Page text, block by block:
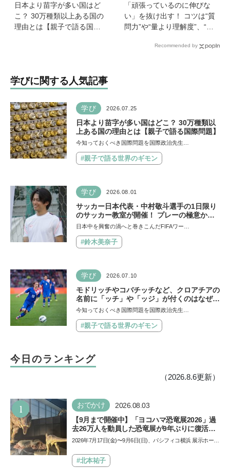
日本より苗字が多い国はど
こ？ 30万種類以上ある国の
理由とは【親子で語る国際
「頑張っているのに伸びな
い」を抜け出す！ コツは“質
問力”や“量より理解度”、“面
験の専門家に聞く、伸びる
Recommended by
学びに関する人気記事
学び 2026.07.25
日本より苗字が多い国はどこ？ 30万種類以
上ある国の理由とは【親子で語る国際問題】
今知っておくべき国際問題を国際政治先生…
#親子で語る世界のギモン
学び 2026.08.01
サッカー日本代表・中村敬斗選手の1日限り
のサッカー教室が開催！ プレーの極意から
子ども時代の話まで…学びと笑顔あふれる大
日本中を興奮の渦へと巻きこんだFIFAワー…
#鈴木美奈子
学び 2026.07.10
モドリッチやコバチッチなど、クロアチアの
名前に「ッチ」や「ッジ」が付くのはなぜ？
【親子で語る国際問題】
今知っておくべき国際問題を国際政治先生…
#親子で語る世界のギモン
今日のランキング
（2026.8.6更新）
1 おでかけ 2026.08.03
【9月まで開催中】「ヨコハマ恐竜展2026」過
去26万人を動員した恐竜展が9年ぶりに復活！
夏休みのおでかけで楽しむポイントを完全ガイ
2026年7月17日(金)〜9月6日(日)、パシフィコ横浜 展示ホール
催…
#北本祐子